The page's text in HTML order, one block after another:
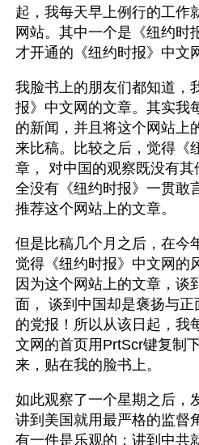
起，我每天早上例行的工作
网站。其中一个是《纽约时
才开通的《纽约时报》中文
我脸书上的朋友们都知道，
报》中文网的文章。其实我
的新闻，并且将这个网站上
来比稿。比较之后，觉得《
章， 对中国的观察既没有
全没有《纽约时报》一贯敢
推荐这个网站上的文章。
但是比稿几个月之后，在今
觉得《纽约时报》中文网的
因为这个网站上的文章，谈
面， 谈到中国却是褒扬与
的党报！所以从该日起，我
文网的首页用PrtScr键复制
来，贴在我的脸书上。
如此观察了一个星期之后，
讲到美国就用最严格的监督
有一件是乐观的；讲到中共